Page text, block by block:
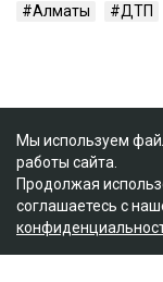
Алматы ДТП
Мы используем
работы сайта.
Продолжая
соглашаетесь с